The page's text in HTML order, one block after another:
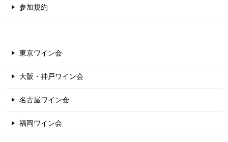
参加規約
東京ワイン会
大阪・神戸ワイン会
名古屋ワイン会
福岡ワイン会